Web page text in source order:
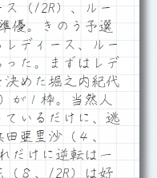
（12R）、ルー
優。きのう予選
レディース、ルー
った。まずはレデ
決めた堀之内紀代
が１枠。当然人
ているだけに、逃
亜里沙（４、
だけに逆転は一
８、12R）は好